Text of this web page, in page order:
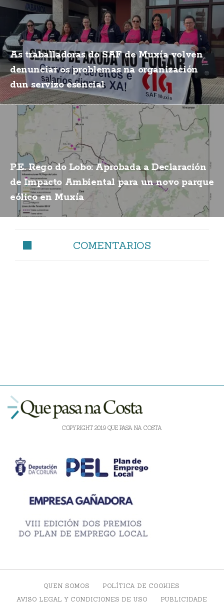
As traballadoras do SAF de Muxía volven
denunciar os problemas na organización
dun servizo esencial
P.E. Rego do Lobo: Aprobada a Declaración
de Impacto Ambiental para un novo parque
eólico en Muxía
COMENTARIOS
COPYRIGHT 2019 QUE PASA NA COSTA
QUEN SOMOS
POLÍTICA DE COOKIES
AVISO LEGAL Y CONDICIONES DE USO
PUBLICIDADE